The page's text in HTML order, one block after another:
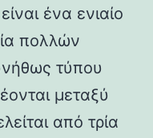
ένα ενιαίο
πολλών
τύπου
μεταξύ
από τρία